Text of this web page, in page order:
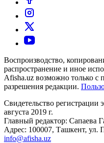
Воспроизводство,
распространение и иное
Afisha.uz возможно только с
разрешения редакции.
Свидетельство
августа 2019 г.
Главный редактор: Сапаева
Адрес: 100007, Ташкент, ул.
info@afisha.uz